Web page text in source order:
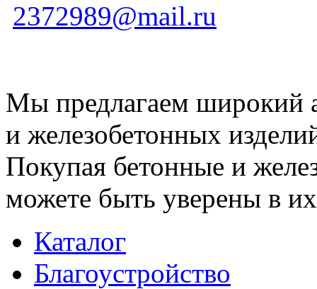
2372989@mail.ru
Мы предлагаем широкий
и железобетонных
Покупая бетонные и
можете быть уверены в их
Каталог
Благоустройство